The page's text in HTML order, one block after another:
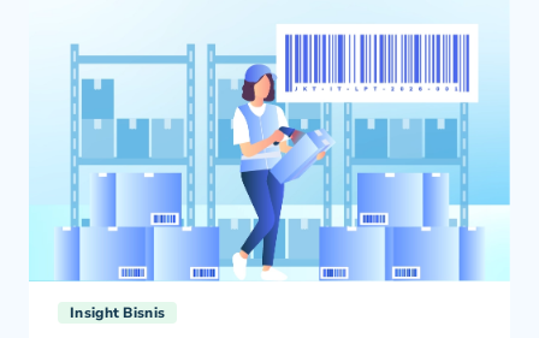
Insight Bisnis